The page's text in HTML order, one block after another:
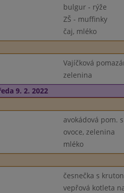
bulgur - rýže
ZŠ - muffinky
čaj, mléko
Vajíčková
zelenina
9. 2. 2022
avokádová pom.
ovoce, zelenina
mléko
česnečka s
vepřová kotleta